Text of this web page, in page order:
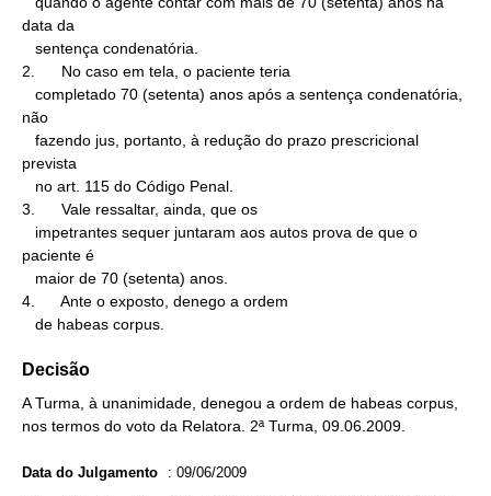
data da
2.      No caso em tela, o paciente teria
não
prevista
3.      Vale ressaltar, ainda, que os
paciente é
4.      Ante o exposto, denego a ordem
   de habeas corpus.
Decisão
A Turma, à unanimidade, denegou a ordem de habeas corpus,
nos termos do voto da Relatora. 2ª Turma, 09.06.2009.
Data do Julgamento : 09/06/2009